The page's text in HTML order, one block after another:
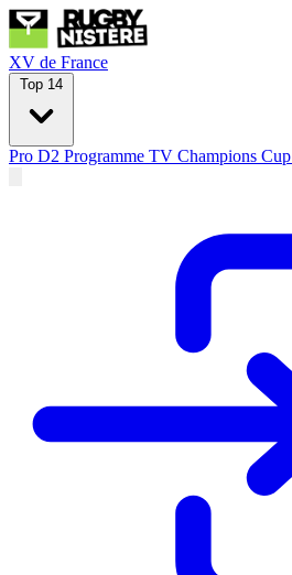
XV de France
Top 14
Pro D2 Programme TV Champions Cup